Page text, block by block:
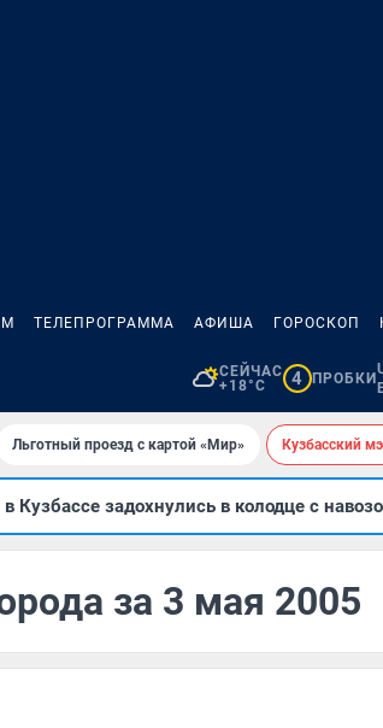
ТЕЛЕПРОГРАММА АФИША ГОРОСКОП
СЕЙЧАС
+18°C
4 ПРОБКИ
Льготный проезд с картой «Мир» Кузбасский
Кузбассе задохнулись в колодце с
за 3 мая 2005